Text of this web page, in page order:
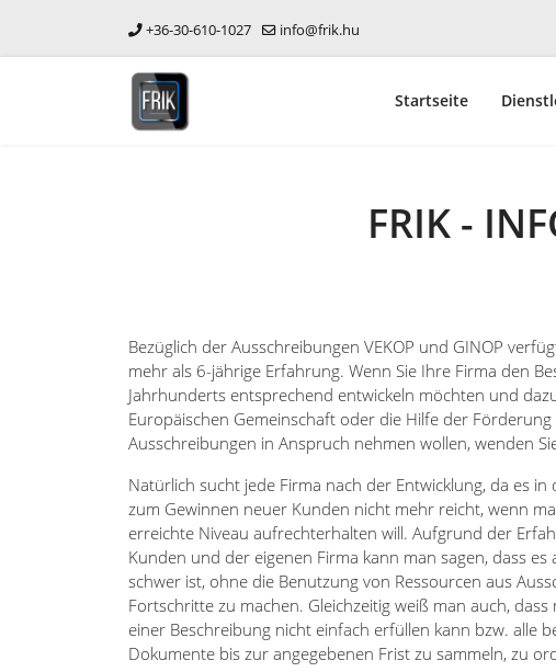
+36-30-610-1027 info@frik.hu
Startseite
FRIK -
Bezüglich der Ausschreibungen VEKOP und GINOP
mehr als 6-jährige Erfahrung. Wenn Sie Ihre Firma den
Jahrhunderts entsprechend entwickeln möchten und
Europäischen Gemeinschaft oder die Hilfe der
Ausschreibungen in Anspruch nehmen wollen, wenden
Natürlich sucht jede Firma nach der Entwicklung, da es in
zum Gewinnen neuer Kunden nicht mehr reicht, wenn
erreichte Niveau aufrechterhalten will. Aufgrund der
Kunden und der eigenen Firma kann man sagen, dass
schwer ist, ohne die Benutzung von Ressourcen aus
Fortschritte zu machen. Gleichzeitig weiß man auch, dass
einer Beschreibung nicht einfach erfüllen kann bzw. alle
Dokumente bis zur angegebenen Frist zu sammeln, zu